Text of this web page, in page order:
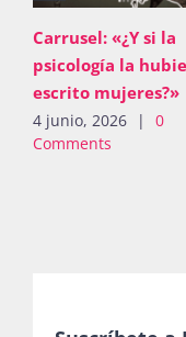
Carrusel: «¿Y si la
psicología la
escrito mujeres?»
4 junio, 2026 |
0
Comments